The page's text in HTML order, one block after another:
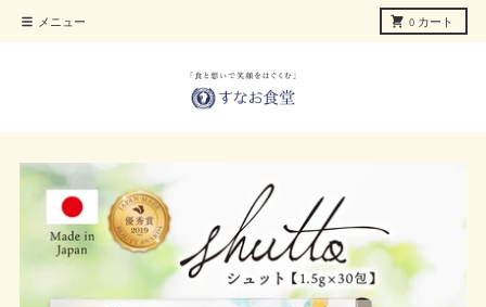
メニュー 0 カート
商品情報にスキップ